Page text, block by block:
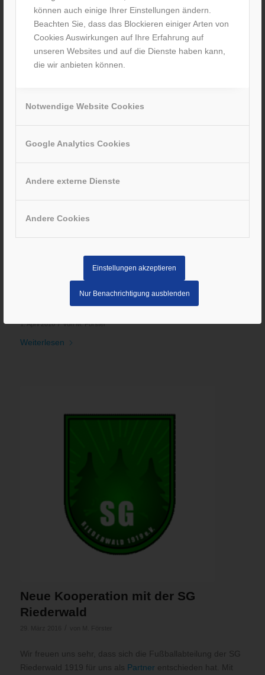
können auch einige Ihrer Einstellungen ändern.
Beachten Sie, dass das Blockieren einiger Arten von
Cookies Auswirkungen auf Ihre Erfahrung auf
unseren Websites und auf die Dienste haben kann,
die wir anbieten können.
Notwendige Website Cookies
Google Analytics Cookies
Andere externe Dienste
Andere Cookies
Einstellungen akzeptieren
Nur Benachrichtigung ausblenden
abgespeckt
(01.04.2016) Der Klassiker unter den Premiumrollatoren,
der beliebte TOPRO Troja Classic, ist ab Anfang April nach
und Stabilität des Troja Classic bleiben trotz der
Gewichtsreduktion gleich hoch.
Weiterlesen
Das Zweite Pflegestärkungsgesetz
1. April 2016 / vonM. Förster
Weiterlesen
Neue Kooperation mit der SG
Riederwald
Wir freuen uns sehr, dass sich die Fußballabteilung der SG
Riederwald 1919 für uns als Partner entschieden hat. Mit